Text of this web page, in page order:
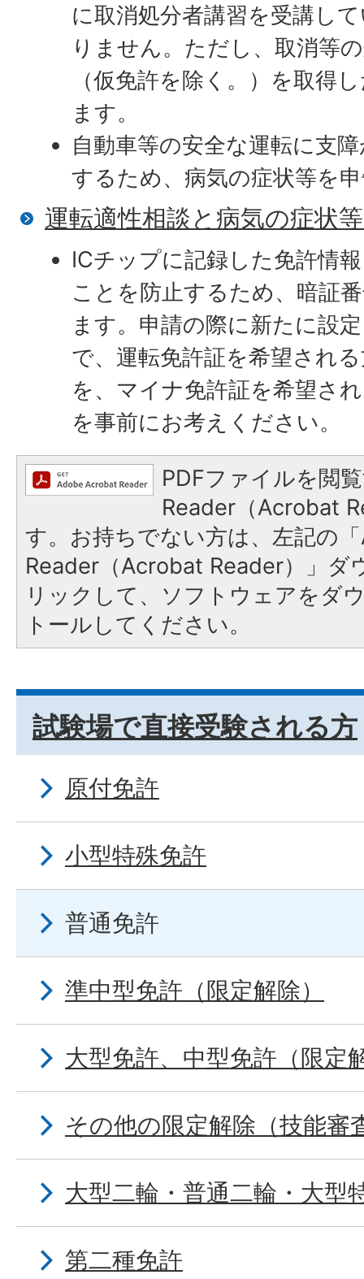
に取消処分者講習を受講し
りません。ただし、取消等
（仮免許を除く。）を取得
ます。
自動車等の安全な運転に支
するため、病気の症状等を
運転適性相談と病気の症状
ICチップに記録した免許情
ことを防止するため、暗証
ます。申請の際に新たに設
で、運転免許証を希望され
を、マイナ免許証を希望さ
を事前にお考えください。
PDFファイルを閲
Reader（Acrobat
す。お持ちでない方は、左記の
Reader（Acrobat Reader）」ダ
リックして、ソフトウェアをダ
トールしてください。
試験場で直接受験される方
原付免許
小型特殊免許
普通免許
準中型免許（限定解除）
大型免許、中型免許（限定
その他の限定解除（技能審
大型二輪・普通二輪・大型
第二種免許